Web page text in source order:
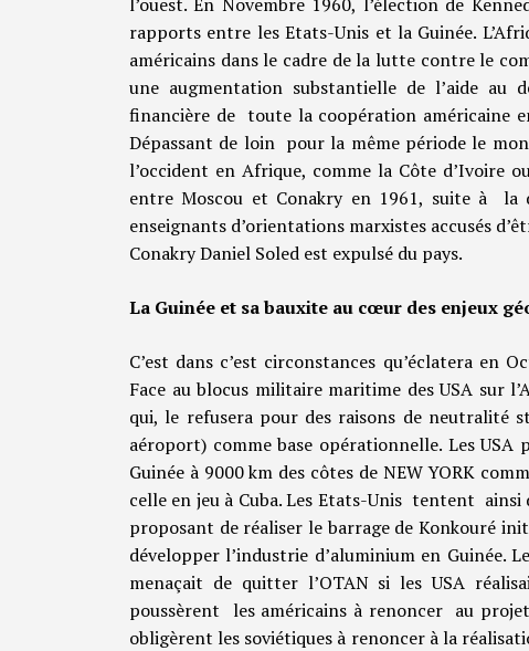
rapports entre les Etats-Unis et la Guinée.
américains dans le cadre de la lutte contre le
une augmentation substantielle de l’aide au
financière de toute la coopération américaine
Dépassant de loin pour la même période le
l’occident en Afrique, comme la Côte d’Ivoire
entre Moscou et Conakry en 1961, suite à la
enseignants d’orientations marxistes accusés
Conakry Daniel Soled est expulsé du pays.
La Guinée et sa bauxite au cœur des enjeux
C’est dans c’est circonstances qu’éclatera en
Face au blocus militaire maritime des USA sur
qui, le refusera pour des raisons de
aéroport) comme base opérationnelle. Les
Guinée à 9000 km des côtes de NEW YORK
celle en jeu à Cuba. Les Etats-Unis tentent
proposant de réaliser le barrage de Konkouré
développer l’industrie d’aluminium en Guinée.
menaçait de quitter l’OTAN si les USA
poussèrent les américains à renoncer au
obligèrent les soviétiques à renoncer à la